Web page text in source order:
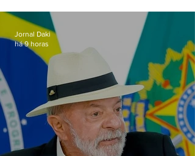
Jornal Daki
há 9 horas